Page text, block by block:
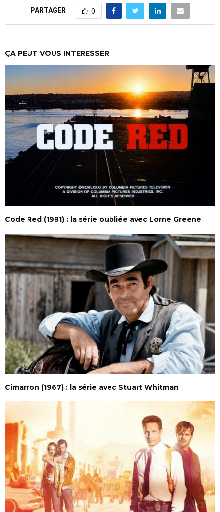
PARTAGER 0
ÇA PEUT VOUS INTERESSER
Code Red (1981) : la série oubliée avec Lorne Greene
Cimarron (1967) : la série avec Stuart Whitman